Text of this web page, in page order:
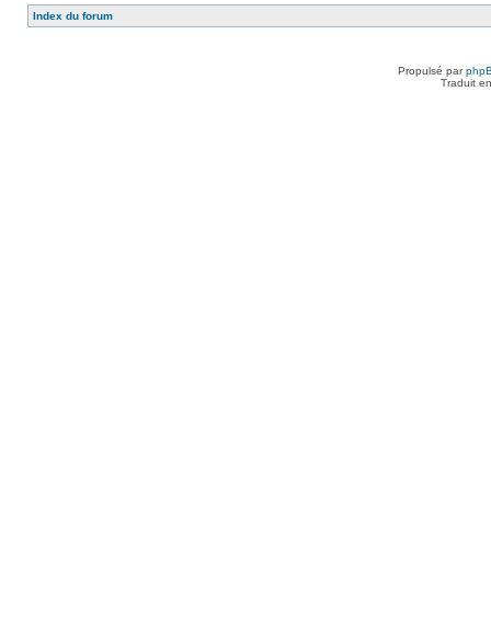
Index du forum
Propulsé par
Traduit